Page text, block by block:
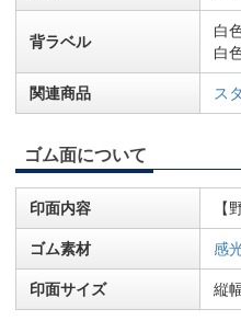
背ラベル
白
白
関連商品 ス
ゴム面について
印面内容 【
ゴム素材 感
印面サイズ 縦